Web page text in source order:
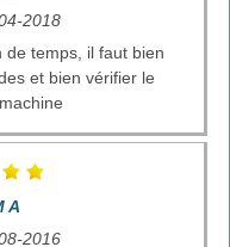
2018
de temps, il faut bien
et bien vérifier le
A
2016